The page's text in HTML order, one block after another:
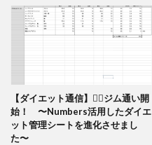
【ダイエット通信】🏋️‍♂️ジム通い開
始！ 〜Numbers活用したダイエ
ット管理シートを進化させまし
た〜